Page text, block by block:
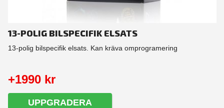
13-POLIG BILSPECIFIK ELSATS
13-polig bilspecifik elsats. Kan kräva omprogramering
+1990 kr
UPPGRADERA